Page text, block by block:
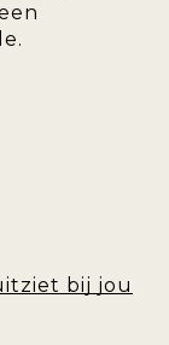
bij jou